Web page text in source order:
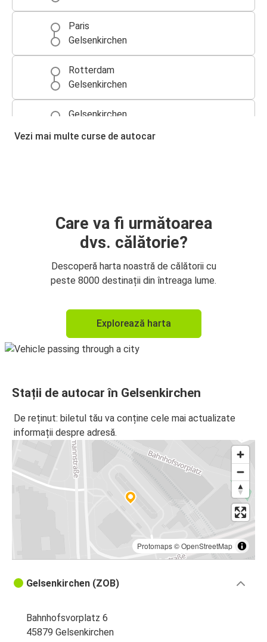
Paris
Gelsenkirchen
Rotterdam
Gelsenkirchen
Gelsenkirchen
Vezi mai multe curse de autocar
Care va fi următoarea
dvs. călătorie?
Descoperă harta noastră de călătorii cu
peste 8000 destinații din întreaga lume.
Explorează harta
Stații de autocar în Gelsenkirchen
De reținut: biletul tău va conține cele mai actualizate
informații despre adresă.
Protomaps©OpenStreetMap
Gelsenkirchen (ZOB)
Bahnhofsvorplatz 6
45879 Gelsenkirchen